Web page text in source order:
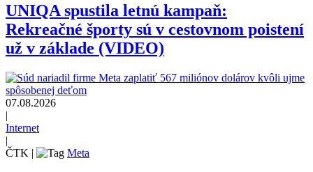
UNIQA spustila letnú kampaň:
Rekreačné športy sú v cestovnom poistení
už v základe (VIDEO)
07.08.2026
|
Internet
|
ČTK | Meta